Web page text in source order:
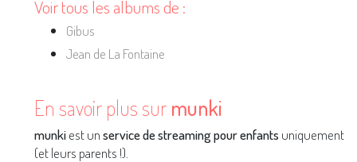
Voir tous les albums de :
Gibus
Jean de La Fontaine
En savoir plus sur munki
munkiest unservice de streaming pour enfants uniquement
(et leurs parents !).